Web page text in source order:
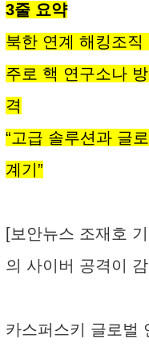
3줄 요약
북한 연계 해킹조직
주로 핵 연구소나
격
“고급 솔루션과 글
계기”
[보안뉴스 조재호
의 사이버 공격이
카스퍼스키 글로벌